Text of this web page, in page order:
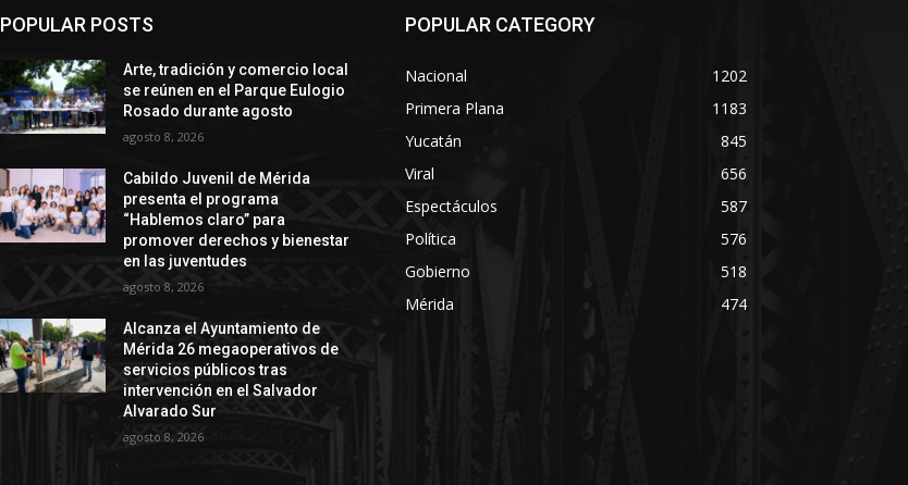
POPULAR POSTS
Arte, tradición y comercio local
se reúnen en el Parque Eulogio
Rosado durante agosto
agosto 8, 2026
Cabildo Juvenil de Mérida
presenta el programa
“Hablemos claro” para
promover derechos y bienestar
en las juventudes
agosto 8, 2026
Alcanza el Ayuntamiento de
Mérida 26 megaoperativos de
servicios públicos tras
intervención en el Salvador
Alvarado Sur
agosto 8, 2026
POPULAR CATEGORY
Nacional
1202
Primera Plana
1183
Yucatán
845
Viral
656
Espectáculos
587
Política
576
Gobierno
518
Mérida
474